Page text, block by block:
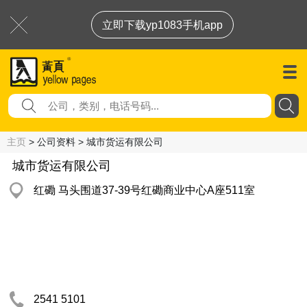
立即下载yp1083手机app
主页 > 公司资料 > 城市货运有限公司
城市货运有限公司
红磡 马头围道37-39号红磡商业中心A座511室
2541 5101